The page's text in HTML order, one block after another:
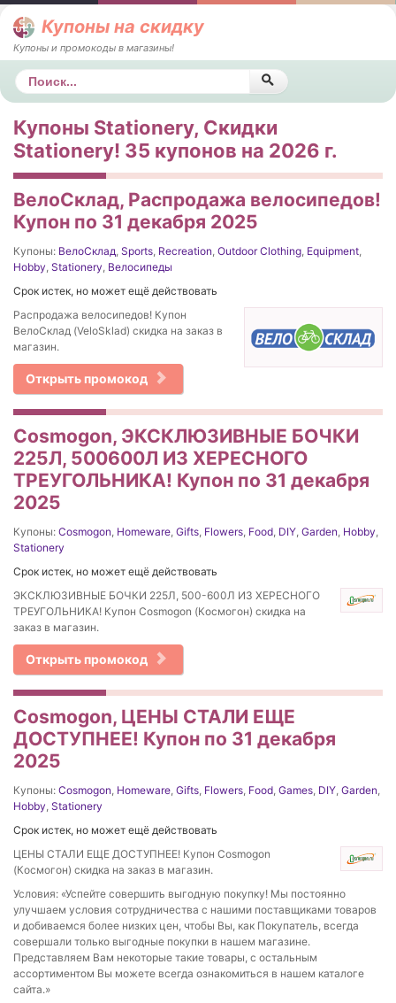
Купоны на скидку
Купоны и промокоды в магазины!
Поиск
Купоны Stationery, Скидки
Stationery! 35 купонов на 2026 г.
ВелоСклад, Распродажа велосипедов!
Купон по 31 декабря 2025
Купоны: ВелоСклад, Sports, Recreation, Outdoor Clothing, Equipment,
Hobby, Stationery, Велосипеды
Срок истек, но может ещё действовать
Распродажа велосипедов! Купон
ВелоСклад (VeloSklad) скидка на заказ в
магазин.
Открыть промокод
Cosmogon, ЭКСКЛЮЗИВНЫЕ БОЧКИ
225Л, 500600Л ИЗ ХЕРЕСНОГО
ТРЕУГОЛЬНИКА! Купон по 31 декабря
2025
Купоны: Cosmogon, Homeware, Gifts, Flowers, Food, DIY, Garden, Hobby,
Stationery
Срок истек, но может ещё действовать
ЭКСКЛЮЗИВНЫЕ БОЧКИ 225Л, 500-600Л ИЗ ХЕРЕСНОГО
ТРЕУГОЛЬНИКА! Купон Cosmogon (Космогон) скидка на
заказ в магазин.
Открыть промокод
Cosmogon, ЦЕНЫ СТАЛИ ЕЩЕ
ДОСТУПНЕЕ! Купон по 31 декабря
2025
Купоны: Cosmogon, Homeware, Gifts, Flowers, Food, Games, DIY, Garden,
Hobby, Stationery
Срок истек, но может ещё действовать
ЦЕНЫ СТАЛИ ЕЩЕ ДОСТУПНЕЕ! Купон Cosmogon
(Космогон) скидка на заказ в магазин.
Условия: «Успейте совершить выгодную покупку! Мы постоянно
улучшаем условия сотрудничества с нашими поставщиками товаров
и добиваемся более низких цен, чтобы Вы, как Покупатель, всегда
совершали только выгодные покупки в нашем магазине.
Представляем Вам некоторые такие товары, с остальным
ассортиментом Вы можете всегда ознакомиться в нашем каталоге
сайта.»